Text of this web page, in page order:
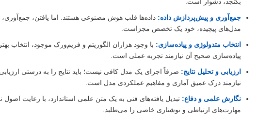
جمع‌آوری و پیش‌پردازش داده: داده‌ها قلب هوش مصنوعی هستند. اما یافتن،
مدل‌های پیچیده، خود یک تخصص مجزاست.
انتخاب متدولوژی و پیاده‌سازی: با وجود هزاران الگوریتم و فریم‌ورک موجود،
پیاده‌سازی صحیح آن نیازمند تجربه عملی است.
ارزیابی و تحلیل نتایج: صرفاً اجرای یک مدل کافی نیست؛ باید نتایج را به درستی
نیازمند درک عمیق آماری و مفاهیم عملکردی مدل است.
نگارش علمی و دفاع: تبدیل یافته‌های فنی به یک متن علمی استاندارد، با رعایت
مهارت‌های ارتباطی و نوشتاری خاصی را می‌طلبد.